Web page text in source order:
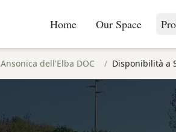
Home Our Space
Ansonica dell'Elba DOC / Disponibilità a